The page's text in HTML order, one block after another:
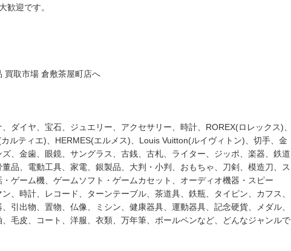
歓迎です。
買取市場 倉敷茶屋町店へ
ダイヤ、宝石、ジュエリー、アクセサリー、時計、ROREX(ロレックス)、
ルティエ)、HERMES(エルメス)、Louis Vuitton(ルイヴィトン)、切手、金
、金歯、眼鏡、サングラス、古銭、古札、ライター、ジッポ、楽器、鉄道
品、電動工具、家電、銀製品、大判・小判、おもちゃ、刀剣、模造刀、ス
ゲーム機、ゲームソフト・ゲームカセット、オーディオ機器・スピー
、時計、レコード、ターンテーブル、茶道具、鉄瓶、タイピン、カフス、
引出物、置物、仏像、ミシン、健康器具、運動器具、記念硬貨、メダル、
毛皮、コート、洋服、衣類、万年筆、ボールペンなど、どんなジャンルで